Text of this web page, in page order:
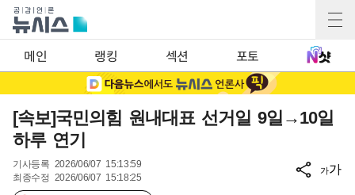
메인 랭킹 섹션 포토
[속보]국민의힘 원내대표 선거일 9일→10일
하루 연기
기사등록 2026/06/07 15:13:59
최종수정 2026/06/07 15:18:25
가가